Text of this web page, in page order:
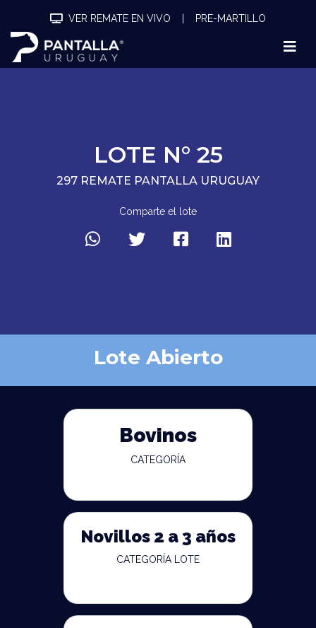
VER REMATE EN VIVO PRE-MARTILLO
LOTE N° 25
297 REMATE PANTALLA URUGUAY
Comparte el lote
Lote Abierto
Bovinos
CATEGORÍA
Novillos 2 a 3 años
CATEGORÍA LOTE